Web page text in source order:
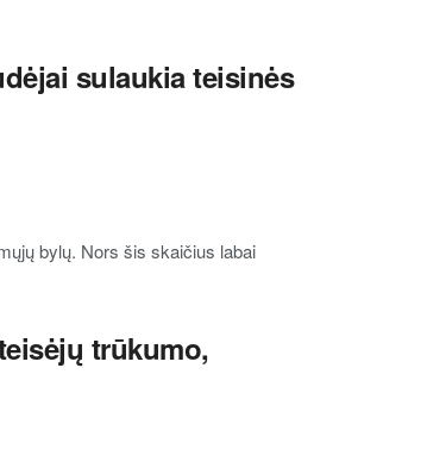
sulaukia teisinės
bylų. Nors šis skaičius labai
trūkumo,